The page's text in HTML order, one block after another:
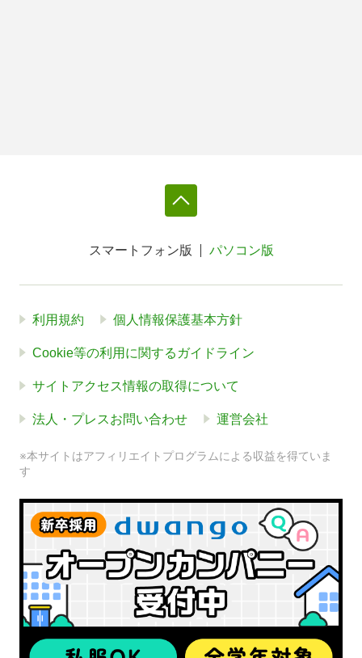
スマートフォン版 パソコン版
利用規約 個人情報保護基本方針
Cookie等の利用に関するガイドライン
サイトアクセス情報の取得について
法人・プレスお問い合わせ 運営会社
※本サイトはアフィリエイトプログラムによる収益を得ていま
す